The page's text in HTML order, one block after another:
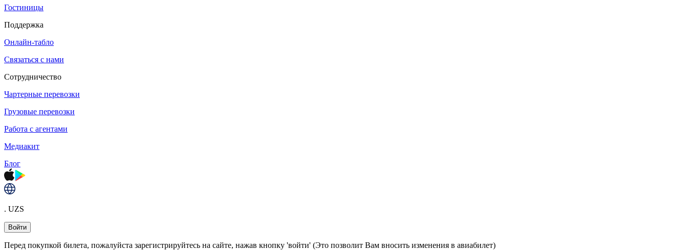
Гостиницы
Поддержка
Онлайн-табло
Связаться с нами
Сотрудничество
Чартерные перевозки
Грузовые перевозки
Работа с агентами
Медиакит
Блог
. UZS
Войти
Перед покупкой билета, пожалуйста зарегистрируйтесь на сайте, нажав кнопку 'войти' (Это позволит Вам вносить изменения в авиабилет)